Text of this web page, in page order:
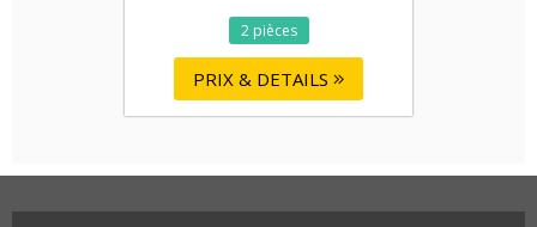
2 pièces
PRIX & DETAILS